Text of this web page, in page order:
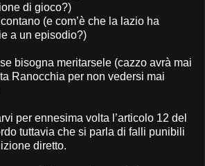
di gioco?)
(e com’è che la lazio ha
a un episodio?)
bisogna meritarsele (cazzo avrà mai
Ranocchia per non vedersi mai
per ennesima volta l’articolo 12 del
tuttavia che si parla di falli punibili
diretto.